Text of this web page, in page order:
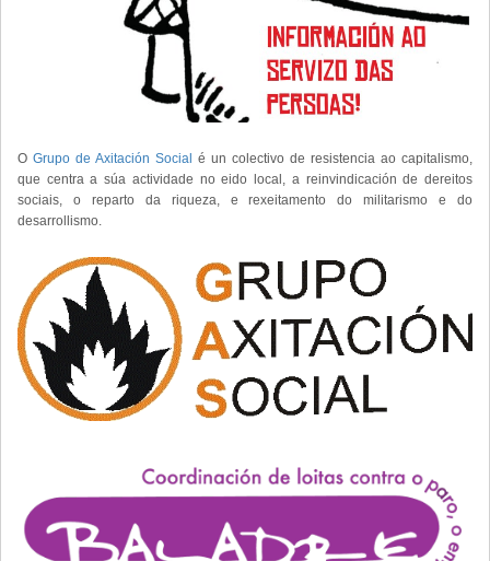
O Grupo de Axitación Social é un colectivo de resistencia ao capitalismo,
que centra a súa actividade no eido local, a reinvindicación de dereitos
sociais, o reparto da riqueza, e rexeitamento do militarismo e do
desarrollismo.